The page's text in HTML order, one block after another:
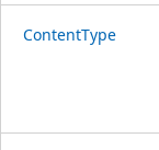
ContentType